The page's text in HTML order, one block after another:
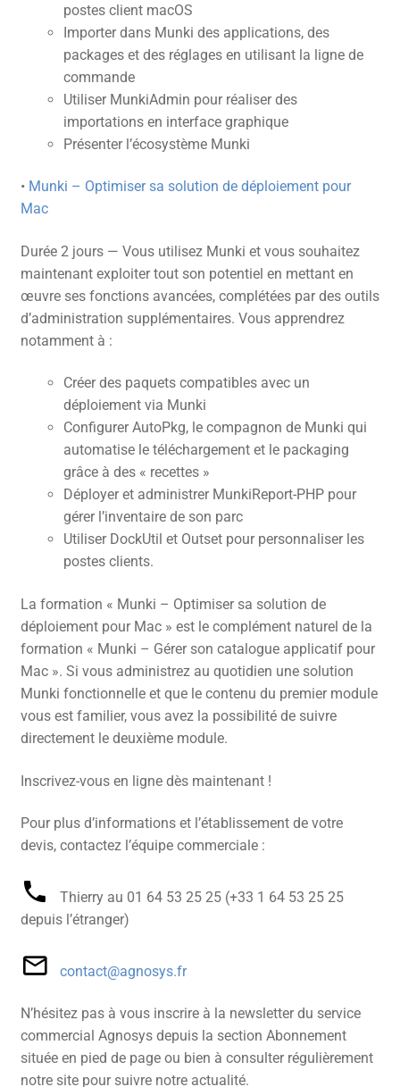
postes client macOS
Importer dans Munki des applications, des
packages et des réglages en utilisant la ligne de
commande
Utiliser MunkiAdmin pour réaliser des
importations en interface graphique
Présenter l’écosystème Munki
• Munki – Optimiser sa solution de déploiement pour
Mac
Durée 2 jours — Vous utilisez Munki et vous souhaitez
maintenant exploiter tout son potentiel en mettant en
œuvre ses fonctions avancées, complétées par des outils
d’administration supplémentaires. Vous apprendrez
notamment à :
Créer des paquets compatibles avec un
déploiement via Munki
Configurer AutoPkg, le compagnon de Munki qui
automatise le téléchargement et le packaging
grâce à des « recettes »
Déployer et administrer MunkiReport-PHP pour
gérer l’inventaire de son parc
Utiliser DockUtil et Outset pour personnaliser les
postes clients.
La formation « Munki – Optimiser sa solution de
déploiement pour Mac » est le complément naturel de la
formation « Munki – Gérer son catalogue applicatif pour
Mac ». Si vous administrez au quotidien une solution
Munki fonctionnelle et que le contenu du premier module
vous est familier, vous avez la possibilité de suivre
directement le deuxième module.
Inscrivez-vous en ligne dès maintenant !
Pour plus d’informations et l’établissement de votre
devis, contactez l’équipe commerciale :
Thierry au 01 64 53 25 25 (+33 1 64 53 25 25
depuis l’étranger)
contact@agnosys.fr
N’hésitez pas à vous inscrire à la newsletter du service
commercial Agnosys depuis la section Abonnement
située en pied de page ou bien à consulter régulièrement
notre site pour suivre notre actualité.